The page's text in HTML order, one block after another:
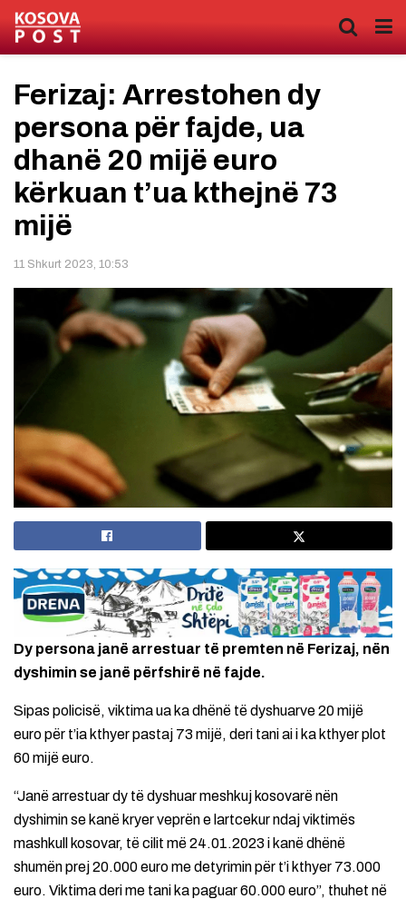
Ferizaj: Arrestohen dy
persona për fajde, ua
dhanë 20 mijë euro
kërkuan t’ua kthejnë 73
mijë
11 Shkurt 2023, 10:53
Dy persona janë arrestuar të premten në Ferizaj, nën
dyshimin se janë përfshirë në fajde.
Sipas policisë, viktima ua ka dhënë të dyshuarve 20 mijë
euro për t’ia kthyer pastaj 73 mijë, deri tani ai i ka kthyer plot
60 mijë euro.
“Janë arrestuar dy të dyshuar meshkuj kosovarë nën
dyshimin se kanë kryer veprën e lartcekur ndaj viktimës
mashkull kosovar, të cilit më 24.01.2023 i kanë dhënë
shumën prej 20.000 euro me detyrimin për t’i kthyer 73.000
euro. Viktima deri me tani ka paguar 60.000 euro”, thuhet në